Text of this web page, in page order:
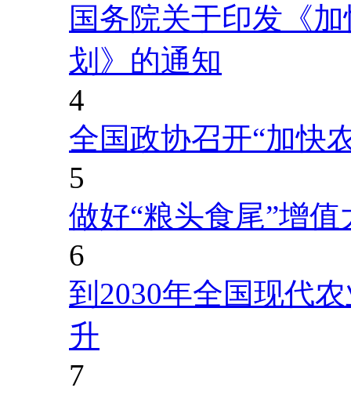
国务院关于印发《
划》的通知
4
全国政协召开“加快
5
做好“粮头食尾”增值
6
到2030年全国现代
升
7